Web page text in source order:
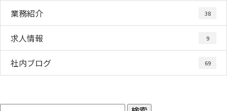
業務紹介 38
求人情報 9
社内ブログ 69